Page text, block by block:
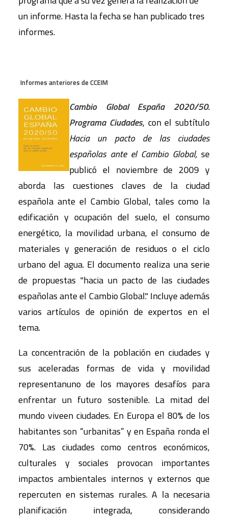
un informe. Hasta la fecha se han publicado tres
informes.
Informes anteriores de CCEIM
Cambio Global España 2020/50.
Programa Ciudades, con el subtítulo
Hacia un pacto de las ciudades
españolas ante el Cambio Global, se
publicó el noviembre de 2009 y
aborda las cuestiones claves de la ciudad
española ante el Cambio Global, tales como la
edificación y ocupación del suelo, el consumo
energético, la movilidad urbana, el consumo de
materiales y generación de residuos o el ciclo
urbano del agua. El documento realiza una serie
de propuestas "hacia un pacto de las ciudades
españolas ante el Cambio Global." Incluye además
varios artículos de opinión de expertos en el
tema.
La concentración de la población en ciudades y
sus aceleradas formas de vida y movilidad
representanuno de los mayores desafíos para
enfrentar un futuro sostenible. La mitad del
mundo viveen ciudades. En Europa el 80% de los
habitantes son “urbanitas” y en España ronda el
70%. Las ciudades como centros económicos,
culturales y sociales provocan importantes
impactos ambientales internos y externos que
repercuten en sistemas rurales. A la necesaria
planificación integrada, considerando